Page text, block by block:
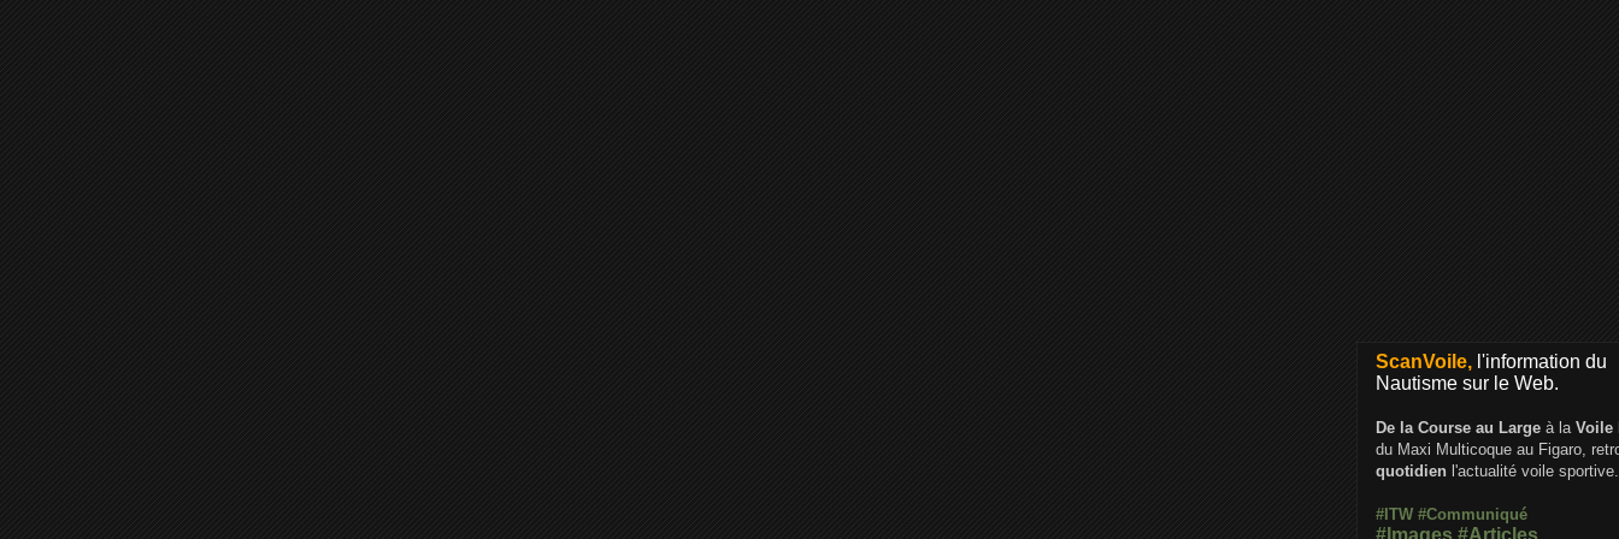
ScanVoile, l'information du
Nautisme sur le Web.
De la Course au Large à la Voile
du Maxi Multicoque au Figaro,
quotidien l'actualité voile sportive.
#ITW #Communiqué
#Images #Articles